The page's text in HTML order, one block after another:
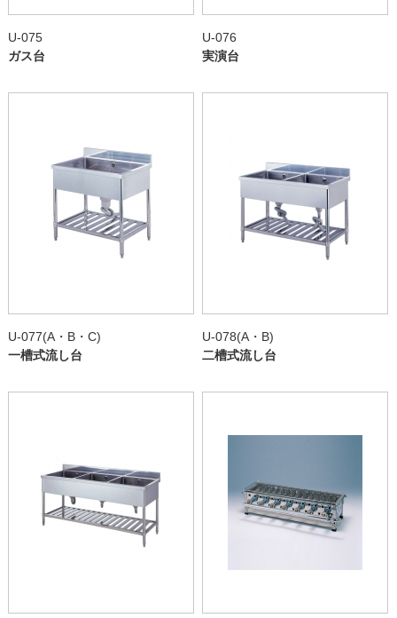
U-075
ガス台
U-076
実演台
U-077(A・B・C)
一槽式流し台
U-078(A・B)
二槽式流し台